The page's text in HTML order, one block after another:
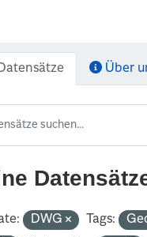
Über
DWG Tags: